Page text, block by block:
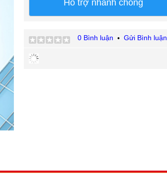
Hỗ trợ nhanh chóng
0 Bình luận • Gửi Bình luận